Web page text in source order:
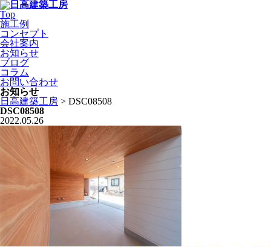
Top
施工例
コンセプト
会社案内
お知らせ
ブログ
コラム
お問い合わせ
お知らせ
日高建築工房 > DSC08508
DSC08508
2022.05.26